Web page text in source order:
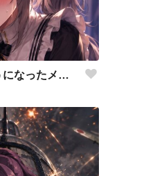
変な癖に目覚めそうになったメイドディーレ赤面バージョン